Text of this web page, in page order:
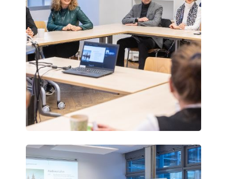
Vienna
Science
Days